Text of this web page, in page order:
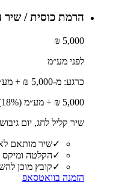
הרמת כוסית / שיר
5,000 ₪
לפני מע״מ
כרגע: מ-5,000 ₪ + מע״מ = 5,900 ₪
5,000 ₪ + מע״מ (18%)
שיר קליל לחג, יום
✓שיר מותאם
✓הקלטה ומיקס
✓קובץ מוכן
הזמנה בוואטסאפ